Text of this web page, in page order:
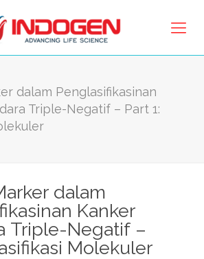
dalam Penglasifikasinan
Triple-Negatif – Part 1:
dalam
Kanker
Triple-Negatif –
Molekuler